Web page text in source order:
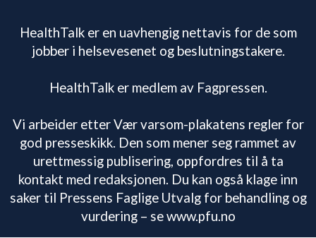
HealthTalk er en uavhengig nettavis for de som
jobber i helsevesenet og beslutningstakere.
HealthTalk er medlem av Fagpressen.
Vi arbeider etter Vær varsom-plakatens regler for
god presseskikk. Den som mener seg rammet av
urettmessig publisering, oppfordres til å ta
kontakt med redaksjonen. Du kan også klage inn
saker til Pressens Faglige Utvalg for behandling og
vurdering – se www.pfu.no